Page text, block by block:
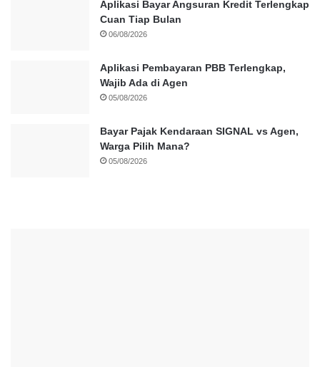
Aplikasi Bayar Angsuran Kredit Terlengkap
Cuan Tiap Bulan
06/08/2026
Aplikasi Pembayaran PBB Terlengkap,
Wajib Ada di Agen
05/08/2026
Bayar Pajak Kendaraan SIGNAL vs Agen,
Warga Pilih Mana?
05/08/2026